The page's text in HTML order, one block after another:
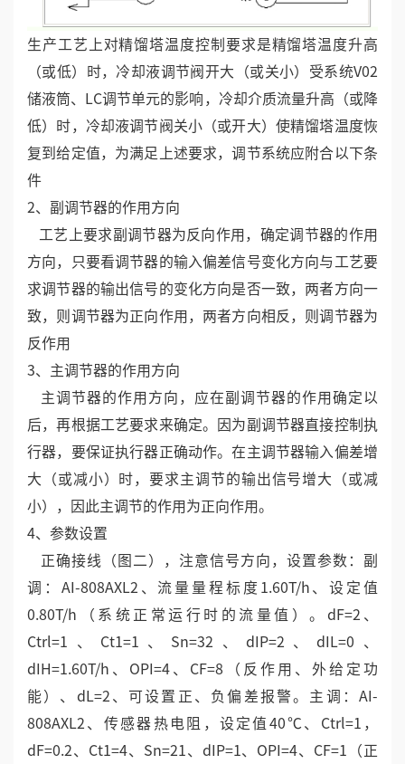
生产工艺上对精馏塔温度控制要求是精馏塔温度升高
（或低）时，冷却液调节阀开大（或关小）受系统V02
储液筒、LC调节单元的影响，冷却介质流量升高（或降
低）时，冷却液调节阀关小（或开大）使精馏塔温度恢
复到给定值，为满足上述要求，调节系统应附合以下条
件
2、副调节器的作用方向
工艺上要求副调节器为反向作用，确定调节器的作用
方向，只要看调节器的输入偏差信号变化方向与工艺要
求调节器的输出信号的变化方向是否一致，两者方向一
致，则调节器为正向作用，两者方向相反，则调节器为
反作用
3、主调节器的作用方向
主调节器的作用方向，应在副调节器的作用确定以
后，再根据工艺要求来确定。因为副调节器直接控制执
行器，要保证执行器正确动作。在主调节器输入偏差增
大（或减小）时，要求主调节的输出信号增大（或减
小），因此主调节的作用为正向作用。
4、参数设置
正确接线（图二），注意信号方向，设置参数：副
调：AI-808AXL2、流量量程标度1.60T/h、设定值
0.80T/h（系统正常运行时的流量值）。dF=2、
Ctrl=1、Ct1=1、Sn=32、dIP=2、dIL=0、
dIH=1.60T/h、OPI=4、CF=8（反作用、外给定功
能）、dL=2、可设置正、负偏差报警。主调：AI-
808AXL2、传感器热电阻，设定值40℃、Ctrl=1，
dF=0.2、Ct1=4、Sn=21、dIP=1、OPI=4、CF=1（正